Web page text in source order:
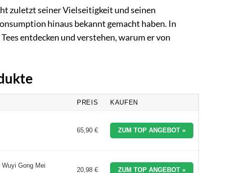
zuletzt seiner Vielseitigkeit und seinen
hinaus bekannt gemacht haben. In
entdecken und verstehen, warum er von
PREIS KAUFEN
65,90 € ZUM TOP ANGEBOT »
Gong Mei
20,98 € ZUM TOP ANGEBOT »